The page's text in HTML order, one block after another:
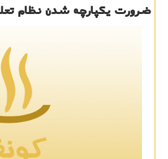
ضرورت یكپارچه شدن نظام